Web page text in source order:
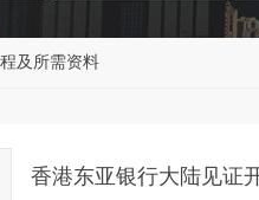
及所需资料
香港东亚银行大陆见证